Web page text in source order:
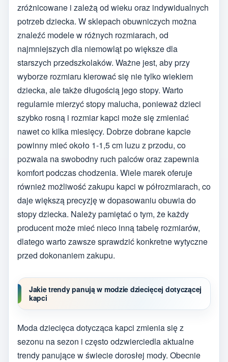
zróżnicowane i zależą od wieku oraz indywidualnych
potrzeb dziecka. W sklepach obuwniczych można
znaleźć modele w różnych rozmiarach, od
najmniejszych dla niemowląt po większe dla
starszych przedszkolaków. Ważne jest, aby przy
wyborze rozmiaru kierować się nie tylko wiekiem
dziecka, ale także długością jego stopy. Warto
regularnie mierzyć stopy malucha, ponieważ dzieci
szybko rosną i rozmiar kapci może się zmieniać
nawet co kilka miesięcy. Dobrze dobrane kapcie
powinny mieć około 1-1,5 cm luzu z przodu, co
pozwala na swobodny ruch palców oraz zapewnia
komfort podczas chodzenia. Wiele marek oferuje
również możliwość zakupu kapci w półrozmiarach, co
daje większą precyzję w dopasowaniu obuwia do
stopy dziecka. Należy pamiętać o tym, że każdy
producent może mieć nieco inną tabelę rozmiarów,
dlatego warto zawsze sprawdzić konkretne wytyczne
przed dokonaniem zakupu.
Jakie trendy panują w modzie dziecięcej dotyczącej
kapci
Moda dziecięca dotycząca kapci zmienia się z
sezonu na sezon i często odzwierciedla aktualne
trendy panujące w świecie dorosłej mody. Obecnie